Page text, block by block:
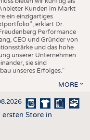
Kunden im Markt
ein einzigartiges
erklärt Dr.
Performance
CEO und Gründer von
und das hohe
unserer Unternehmen
sie sind
unseres Erfolges.“
MORE
ersten Store in